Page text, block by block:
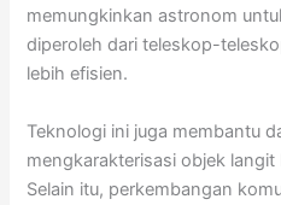
memungkinkan astronom
diperoleh dari teleskop-
lebih efisien.
Teknologi ini juga membantu
mengkarakterisasi objek
Selain itu, perkembangan